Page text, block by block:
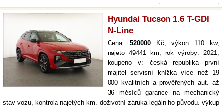
Hyundai Tucson 1.6 T-GDI
N-Line
Cena: 520000 Kč, výkon 110 kw,
najeto 49441 km, rok výroby: 2021,
koupeno v: česká republika první
majitel servisní knížka více než 19
000 kvalitních a prověřených aut. až
36 měsíců garance na mechanický
stav vozu, kontrola najetých km. doživotní záruka legálního původu. výkup